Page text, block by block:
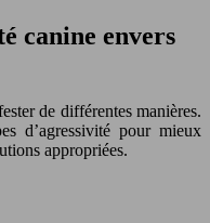
canine envers
de différentes manières.
d’agressivité pour mieux
appropriées.